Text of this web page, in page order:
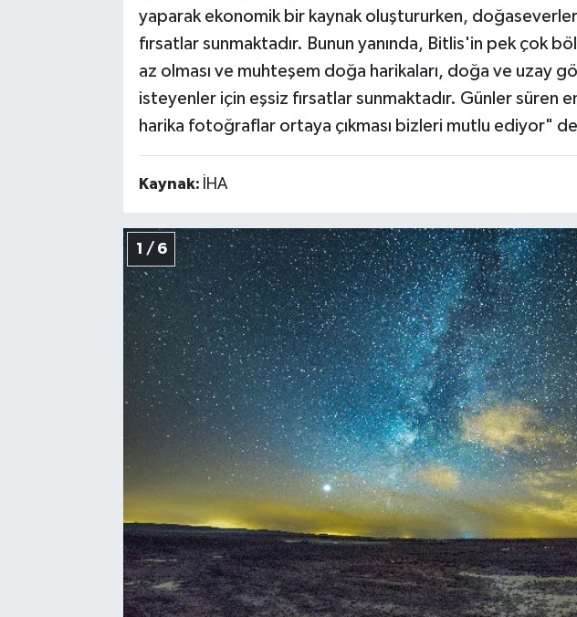
yaparak ekonomik bir kaynak oluştururken,
fırsatlar sunmaktadır. Bunun yanında, Bitlis'in pek çok
az olması ve muhteşem doğa harikaları, doğa ve uzay
isteyenler için eşsiz fırsatlar sunmaktadır. Günler süren
harika fotoğraflar ortaya çıkması bizleri mutlu ediyor"
Kaynak: İHA
1 / 6